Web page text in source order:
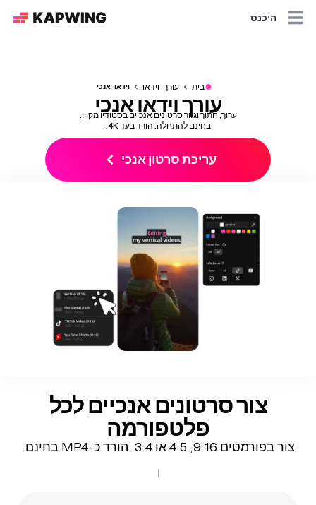
היכנס
●בית עורך וידאו וידאו אנכי
עורך וידאו אנכי
ערוך, חתוך וגזור סרטונים אנכיים בסטודיו מקוון.
בחינם להתחלה. הורד בעד 4K.
עריכת סרטון אנכי
צור סרטונים אנכיים לכל
פלטפורמה
צור בפורמטים 9:16, 4:5 או 3:4. הורד כ-MP4 בחינם.